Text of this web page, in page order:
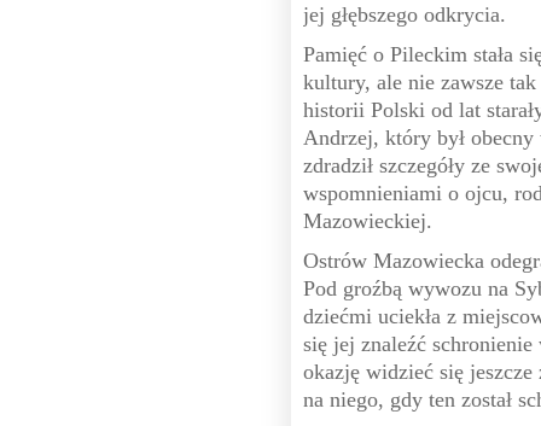
jej głębszego odkrycia.
Pamięć o Pileckim stała
kultury, ale nie zawsze
historii Polski od lat
Andrzej, który był
zdradził szczegóły ze
wspomnieniami o ojcu,
Mazowieckiej.
Ostrów Mazowiecka
Pod groźbą wywozu na
dziećmi uciekła z
się jej znaleźć
okazję widzieć się
na niego, gdy ten został